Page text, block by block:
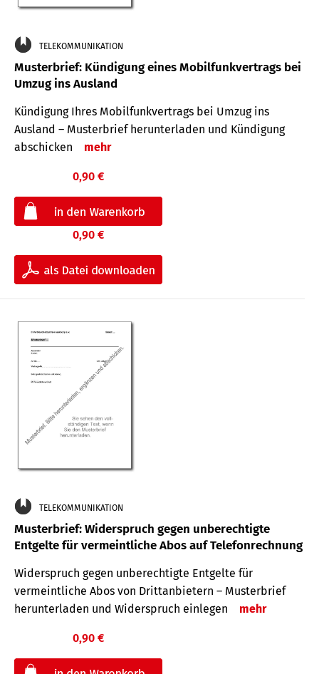
TELEKOMMUNIKATION
Musterbrief: Kündigung eines Mobilfunkvertrags bei
Umzug ins Ausland
Kündigung Ihres Mobilfunkvertrags bei Umzug ins
Ausland – Musterbrief herunterladen und Kündigung
abschicken
mehr
0,90 €
0,90 €
TELEKOMMUNIKATION
Musterbrief: Widerspruch gegen unberechtigte
Entgelte für vermeintliche Abos auf Telefonrechnung
Widerspruch gegen unberechtigte Entgelte für
vermeintliche Abos von Drittanbietern – Musterbrief
herunterladen und Widerspruch einlegen
mehr
0,90 €